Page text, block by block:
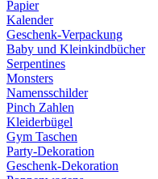
Papier
Kalender
Geschenk-Verpackung
Baby und Kleinkindbücher
Serpentines
Monsters
Namensschilder
Pinch Zahlen
Kleiderbügel
Gym Taschen
Party-Dekoration
Geschenk-Dekoration